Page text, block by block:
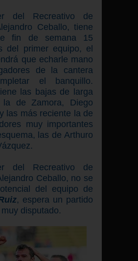
del Recreativo de
Ceballo, tiene
fin de semana 15
del primer equipo, el
que echarle mano
de la cantera
el banquillo.
las bajas de larga
la de Zamora, Diego
las más reciente la de
muy importantes
las de Arthuro
del Recreativo de
Ceballo, no se
del equipo de
, espera un partido
disputado.